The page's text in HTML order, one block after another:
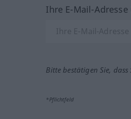
Ihre E-Mail-
Bitte bestätigen Sie,
*Pflichtfeld